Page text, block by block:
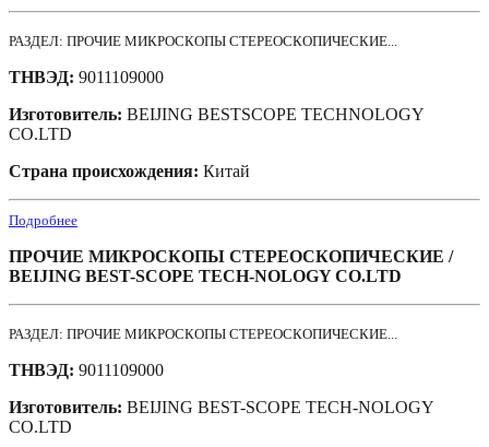
РАЗДЕЛ: ПРОЧИЕ МИКРОСКОПЫ СТЕРЕОСКОПИЧЕСКИЕ...
ТНВЭД: 9011109000
Изготовитель: BEIJING BESTSCOPE TECHNOLOGY
CO.LTD
Страна происхождения: Китай
Подробнее
ПРОЧИЕ МИКРОСКОПЫ СТЕРЕОСКОПИЧЕСКИЕ /
BEIJING BEST-SCOPE TECH-NOLOGY CO.LTD
РАЗДЕЛ: ПРОЧИЕ МИКРОСКОПЫ СТЕРЕОСКОПИЧЕСКИЕ...
ТНВЭД: 9011109000
Изготовитель: BEIJING BEST-SCOPE TECH-NOLOGY
CO.LTD